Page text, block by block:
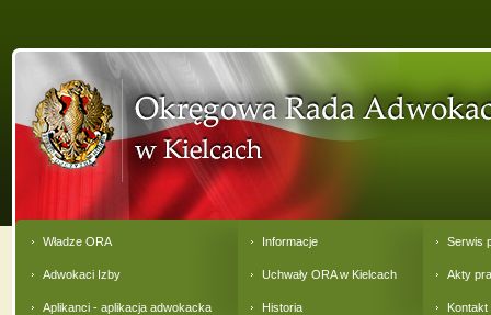
Władze ORA
Adwokaci Izby
Aplikanci - aplikacja adwokacka
Informacje
Uchwały ORA w Kielcach
Historia
Serwis
Akty
Kontakt